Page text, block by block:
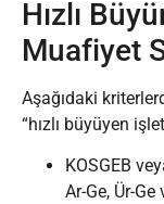
Hızlı
Muafiyet
Aşağıdaki
“hızlı büyüyen
KOSGEB
Ar-Ge, Ür-